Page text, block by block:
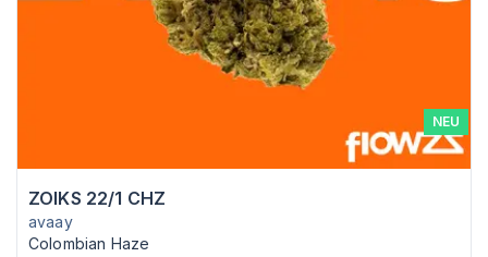
ZOIKS 22/1 CHZ
NEU
avaay
Colombian Haze